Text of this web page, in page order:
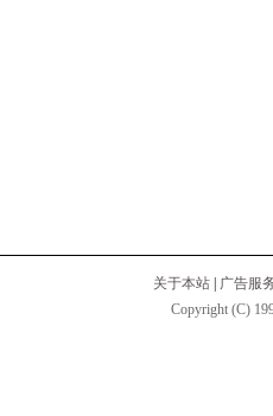
关于本站
广告服
Copyright (C)